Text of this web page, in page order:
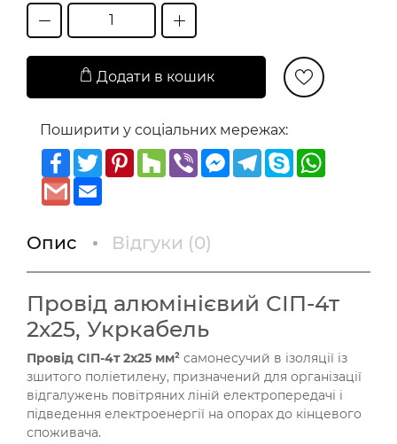
Додати в кошик
Поширити у соціальних мережах:
Facebook
TwitterPinterest
HouzzViberMessenger
Telegram
Skype
Gmail
Опис Відгуки (0)
Провід алюмінієвий СІП-4т
2х25, Укркабель
Провід СІП-4т 2х25 мм² самонесучий в ізоляції із
зшитого поліетилену, призначений для організації
відгалужень повітряних ліній електропередачі і
підведення електроенергії на опорах до кінцевого
споживача.